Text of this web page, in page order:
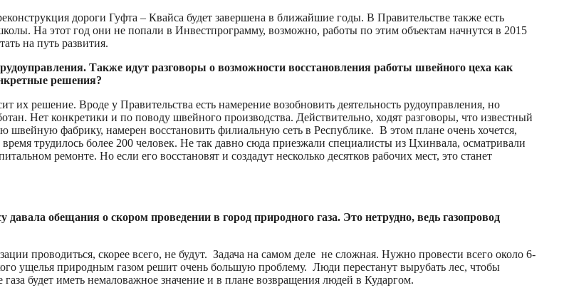
дороги Гуфта – Квайса будет завершена в ближайшие годы. В Правительстве также есть
На этот год они не попали в Инвестпрограмму, возможно, работы по этим объектам начнутся в 2015
на путь развития.
Также идут разговоры о возможности восстановления работы швейного цеха как
решения?
их решение. Вроде у Правительства есть намерение возобновить деятельность рудоуправления, но
Нет конкретики и по поводу швейного производства. Действительно, ходят разговоры, что известный
фабрику, намерен восстановить филиальную сеть в Республике. В этом плане очень хочется,
трудилось более 200 человек. Не так давно сюда приезжали специалисты из Цхинвала, осматривали
ремонте. Но если его восстановят и создадут несколько десятков рабочих мест, это станет
обещания о скором проведении в город природного газа. Это нетрудно, ведь газопровод
проводиться, скорее всего, не будут. Задача на самом деле не сложная. Нужно провести всего около 6-
ущелья природным газом решит очень большую проблему. Люди перестанут вырубать лес, чтобы
будет иметь немаловажное значение и в плане возвращения людей в Кударгом.